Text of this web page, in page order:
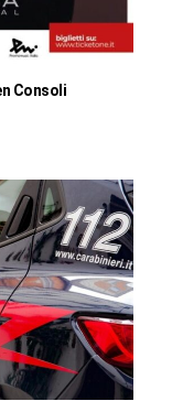
Consoli